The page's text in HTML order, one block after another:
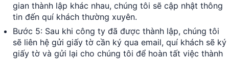
gian thành lập khác nhau, chúng tôi sẽ cập nhật thông
tin đến quí khách thường xuyên.
Bước 5: Sau khi công ty đã được thành lập, chúng tôi
sẽ liên hệ gửi giấy tờ cần ký qua email, quí khách sẽ ký
giấy tờ và gửi lại cho chúng tôi để hoàn tất việc thành